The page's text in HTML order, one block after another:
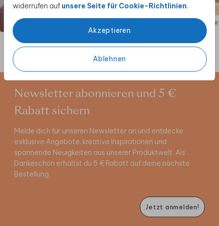
widerrufen auf unsere Seite für Cookie-Richtlinien.
Akzeptieren
Ablehnen
Newsletter abonnieren und 5 €
Rabatt sichern
Melde dich für unseren Newsletter an und entdecke
exklusive Angebote, kreative Inspirationen und
spannende Neuigkeiten aus unserer Produktwelt. Als
Dankeschön erhältst du 5 € Rabatt auf deine nächste
Bestellung.
Jetzt anmelden!